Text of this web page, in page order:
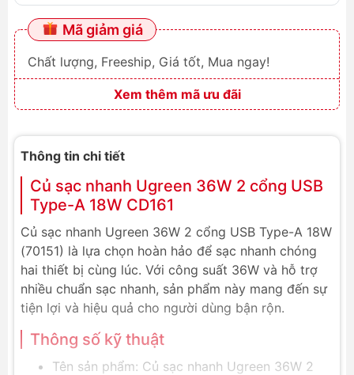
Mã giảm giá
Chất lượng, Freeship, Giá tốt, Mua ngay!
Xem thêm mã ưu đãi
Thông tin chi tiết
Củ sạc nhanh Ugreen 36W 2 cổng USB
Type-A 18W CD161
Củ sạc nhanh Ugreen 36W 2 cổng USB Type-A 18W
(70151) là lựa chọn hoàn hảo để sạc nhanh chóng
hai thiết bị cùng lúc. Với công suất 36W và hỗ trợ
nhiều chuẩn sạc nhanh, sản phẩm này mang đến sự
tiện lợi và hiệu quả cho người dùng bận rộn.
Thông số kỹ thuật
Tên sản phẩm: Củ sạc nhanh Ugreen 36W 2